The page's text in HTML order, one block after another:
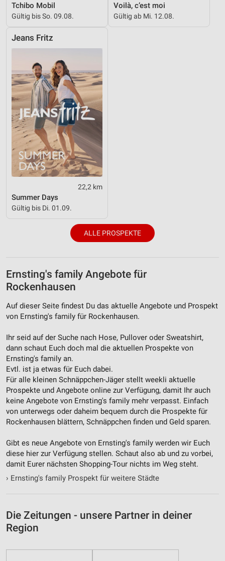
Tchibo Mobil
Gültig bis So. 09.08.
Voilà, c’est moi
Gültig ab Mi. 12.08.
Jeans Fritz
22,2 km
Summer Days
Gültig bis Di. 01.09.
ALLE PROSPEKTE
Ernsting's family Angebote für
Rockenhausen
Auf dieser Seite findest Du das aktuelle Angebote und Prospekt
von Ernsting's family für Rockenhausen.
Ihr seid auf der Suche nach Hose, Pullover oder Sweatshirt,
dann schaut Euch doch mal die aktuellen Prospekte von
Ernsting's family an.
Evtl. ist ja etwas für Euch dabei.
Für alle kleinen Schnäppchen-Jäger stellt weekli aktuelle
Prospekte und Angebote online zur Verfügung, damit Ihr auch
keine Angebote von Ernsting's family mehr verpasst. Einfach
von unterwegs oder daheim bequem durch die Prospekte für
Rockenhausen blättern, Schnäppchen finden und Geld sparen.
Gibt es neue Angebote von Ernsting's family werden wir Euch
diese hier zur Verfügung stellen. Schaut also ab und zu vorbei,
damit Eurer nächsten Shopping-Tour nichts im Weg steht.
› Ernsting's family Prospekt für weitere Städte
Die Zeitungen - unsere Partner in deiner
Region
Verwendung reduzierter Daten zur Auswahl von
Inhalten
Verwendung genauer Standortdaten
Geräte anhand von aktiv angeforderten
Informationen identifizieren
Nicht-IAB-Verarbeitungszwecke:
Notwendig
Performance
Funktional
Werbung